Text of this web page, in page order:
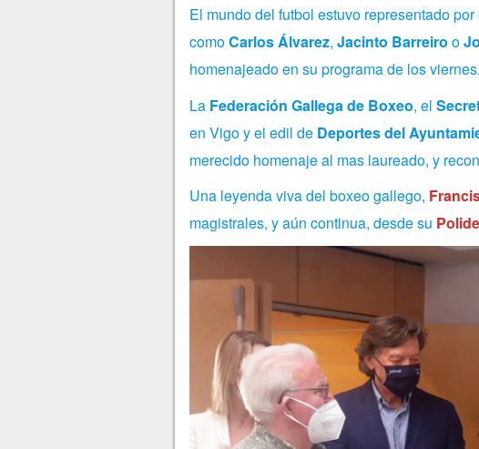
El mundo del futbol estuvo representado
comoCarlos Álvarez, Jacinto Barreiro o
homenajeado en su programa de los viernes.
La Federación Gallega de Boxeo, el
en Vigo y el edil de Deportes del
merecido homenaje al mas laureado, y
Una leyenda viva del boxeo gallego,
magistrales, y aún continua, desde su